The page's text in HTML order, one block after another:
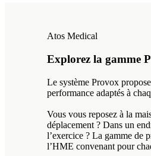
Atos Medical
Explorez la gamme
Le système Provox
performance adaptés à
Vous vous reposez à la
déplacement ? Dans un
l’exercice ? La gamme de
l’HME convenant pour